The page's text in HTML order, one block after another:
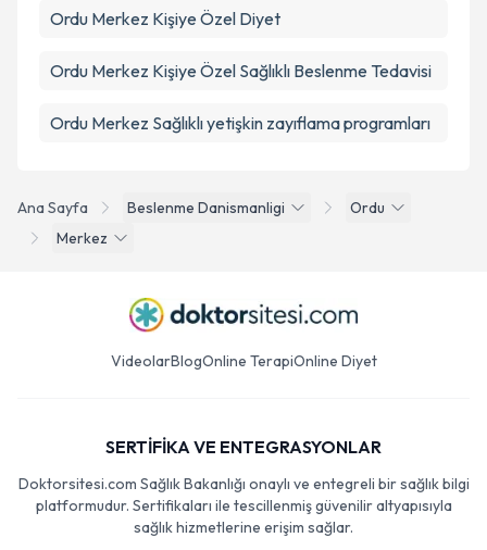
Ana Sayfa Beslenme Danismanligi
Ordu
Merkez
Ordu Merkez Kişiye Özel Diyet
Ordu Merkez Kişiye Özel Sağlıklı Beslenme Tedavisi
Ordu Merkez Sağlıklı yetişkin zayıflama programları
Videolar Blog Online Terapi Online Diyet
SERTİFİKA VE ENTEGRASYONLAR
Doktorsitesi.com Sağlık Bakanlığı onaylı ve entegreli bir sağlık bilgi
platformudur. Sertifikaları ile tescillenmiş güvenilir altyapısıyla
sağlık hizmetlerine erişim sağlar.